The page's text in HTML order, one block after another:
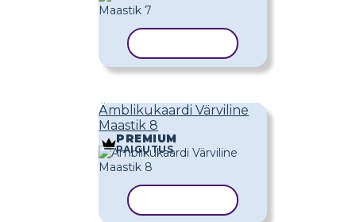
Ämblikukaardi Värviline
Maastik 8
PREMIUM
PAIGUTUS